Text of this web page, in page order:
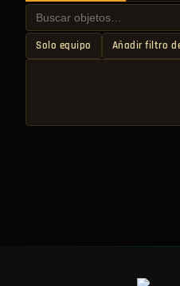
Solo equipo Añadir filtro